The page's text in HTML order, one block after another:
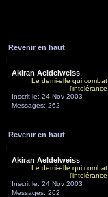
Revenir en haut
Akiran Aeldelweiss
Le demi-elfe qui combat
l'intolérance
Inscrit le: 24 Nov 2003
Messages: 262
Revenir en haut
Akiran Aeldelweiss
Le demi-elfe qui combat
l'intolérance
Inscrit le: 24 Nov 2003
Messages: 262